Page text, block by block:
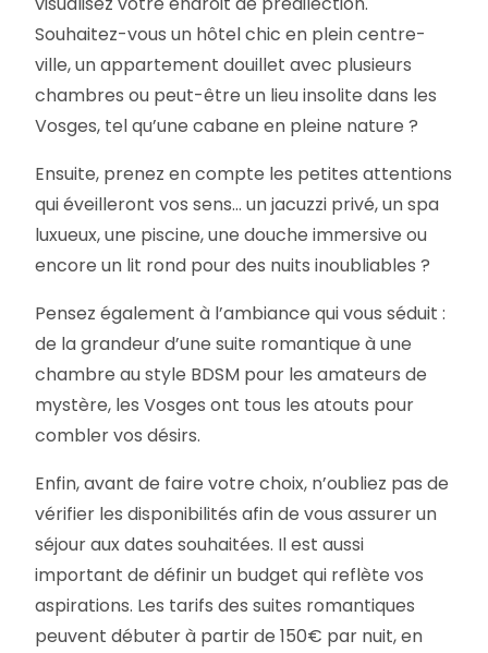
Souhaitez-vous un hôtel chic en plein centre-
ville, un appartement douillet avec plusieurs
chambres ou peut-être un lieu insolite dans les
Vosges, tel qu’une cabane en pleine nature ?
Ensuite, prenez en compte les petites attentions
qui éveilleront vos sens… un jacuzzi privé, un spa
luxueux, une piscine, une douche immersive ou
encore un lit rond pour des nuits inoubliables ?
Pensez également à l’ambiance qui vous séduit :
de la grandeur d’une suite romantique à une
chambre au style BDSM pour les amateurs de
mystère, les Vosges ont tous les atouts pour
combler vos désirs.
Enfin, avant de faire votre choix, n’oubliez pas de
vérifier les disponibilités afin de vous assurer un
séjour aux dates souhaitées. Il est aussi
important de définir un budget qui reflète vos
aspirations. Les tarifs des suites romantiques
peuvent débuter à partir de 150€ par nuit, en